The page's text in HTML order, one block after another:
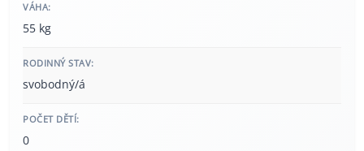
VÁHA:
55 kg
RODINNÝ STAV:
svobodný/á
POČET DĚTÍ:
0